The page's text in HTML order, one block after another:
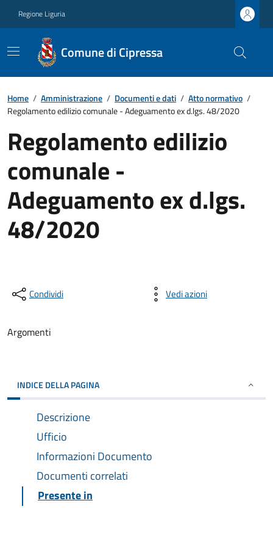
Regione Liguria
Comune di Cipressa
Home / Amministrazione / Documenti e dati / Atto normativo /
Regolamento edilizio comunale - Adeguamento ex d.lgs. 48/2020
Regolamento edilizio
comunale -
Adeguamento ex d.lgs.
48/2020
Condividi Vedi azioni
Argomenti
INDICE DELLA PAGINA
Descrizione
Ufficio
Informazioni Documento
Documenti correlati
Presente in